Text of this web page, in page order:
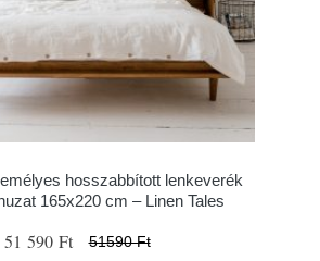
hosszabbított lenkeverék
165x220 cm – Linen Tales
51 590 Ft 51590 Ft